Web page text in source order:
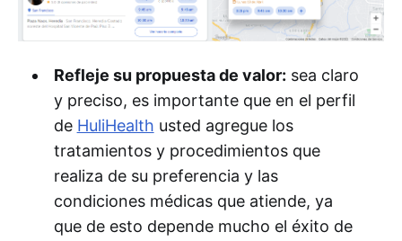
Refleje su propuesta de valor: sea claro
y preciso, es importante que en el perfil
de HuliHealth usted agregue los
tratamientos y procedimientos que
realiza de su preferencia y las
condiciones médicas que atiende, ya
que de esto depende mucho el éxito de